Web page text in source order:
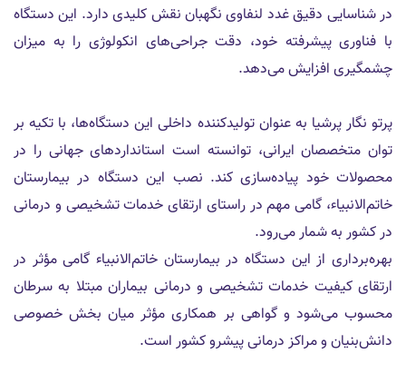
در شناسایی دقیق غدد لنفاوی نگهبان نقش کلیدی دارد. این دستگاه
با فناوری پیشرفته خود، دقت جراحی‌های انکولوژی را به میزان
چشمگیری افزایش می‌دهد.
پرتو نگار پرشیا به عنوان تولیدکننده داخلی این دستگاه‌ها، با تکیه بر
توان متخصصان ایرانی، توانسته است استانداردهای جهانی را در
محصولات خود پیاده‌سازی کند. نصب این دستگاه در بیمارستان
خاتم‌الانبیاء، گامی مهم در راستای ارتقای خدمات تشخیصی و درمانی
در کشور به شمار می‌رود.
بهره‌برداری از این دستگاه در بیمارستان خاتم‌الانبیاء گامی مؤثر در
ارتقای کیفیت خدمات تشخیصی و درمانی بیماران مبتلا به سرطان
محسوب می‌شود و گواهی بر همکاری مؤثر میان بخش خصوصی
دانش‌بنیان و مراکز درمانی پیشرو کشور است.